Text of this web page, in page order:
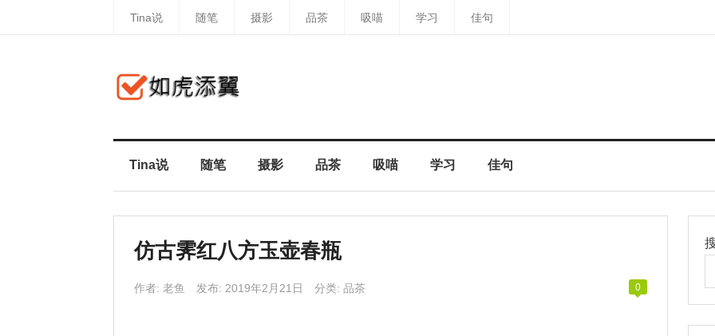
Tina说 随笔 摄影 品茶 吸喵 学习 佳句
Tina说 随笔 摄影 品茶 吸喵 学习 佳句
仿古霁红八方玉壶春瓶
作者: 老鱼 发布: 2019年2月21日 分类: 品茶 0